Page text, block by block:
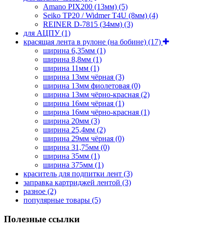
Amano PIX200 (13мм) (5)
Seiko TP20 / Widmer T4U (8мм) (4)
REINER D-7815 (34мм) (3)
для АЦПУ(1)
красящая лента в рулоне (на бобине) (17)
ширина 6,35мм (1)
ширина 8,8мм (1)
ширина 11мм (1)
ширина 13мм чёрная (3)
ширина 13мм фиолетовая (0)
ширина 13мм чёрно-красная (2)
ширина 16мм чёрная (1)
ширина 16мм чёрно-красная (1)
ширина 20мм (3)
ширина 25,4мм (2)
ширина 29мм чёрная (0)
ширина 31,75мм (0)
ширина 35мм (1)
ширина 375мм (1)
краситель для подпитки лент (3)
заправка картриджей лентой (3)
разное (2)
популярные товары (5)
Полезные ссылки